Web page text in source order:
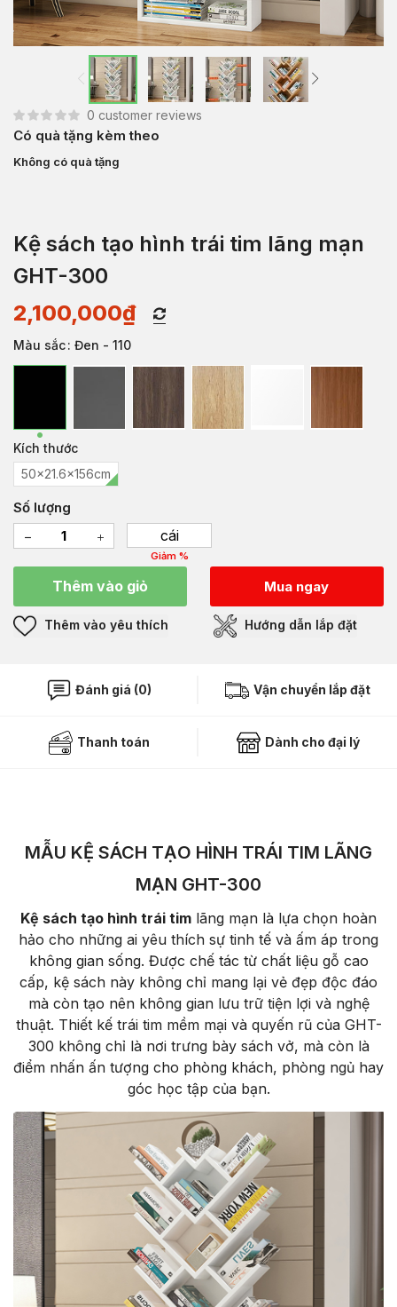
0 customer reviews
Có quà tặng kèm theo
Không có quà tặng
Kệ sách tạo hình trái tim lãng mạn
GHT-300
2,100,000₫
Màu sắc: Đen - 110
Kích thước
50x21.6x156cm
Số lượng
cái
Giảm %
Thêm vào giỏ Mua ngay
Thêm vào yêu thích Hướng dẫn lắp đặt
Đánh giá (0) Vận chuyển lắp đặt
Thanh toán Dành cho đại lý
MẪU KỆ SÁCH TẠO HÌNH TRÁI TIM LÃNG
MẠN GHT-300
Kệ sách tạo hình trái tim lãng mạn là lựa chọn hoàn
hảo cho những ai yêu thích sự tinh tế và ấm áp trong
không gian sống. Được chế tác từ chất liệu gỗ cao
cấp, kệ sách này không chỉ mang lại vẻ đẹp độc đáo
mà còn tạo nên không gian lưu trữ tiện lợi và nghệ
thuật. Thiết kế trái tim mềm mại và quyến rũ của GHT-
300 không chỉ là nơi trưng bày sách vở, mà còn là
điểm nhấn ấn tượng cho phòng khách, phòng ngủ hay
góc học tập của bạn.